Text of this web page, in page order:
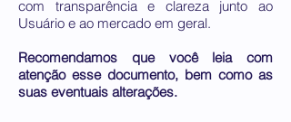
com transparência e clareza junto ao
Usuário e ao mercado em geral.
Recomendamos que você leia com
atenção esse documento, bem como as
suas eventuais alterações.